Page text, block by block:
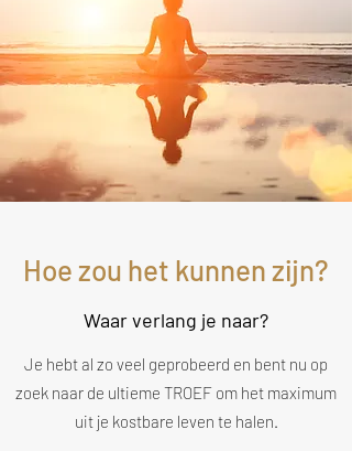
Hoe zou het kunnen zijn?
Waar verlang je naar?
Je hebt al zo veel geprobeerd en bent nu op
zoek naar de ultieme TROEF om het maximum
uit je kostbare leven te halen.